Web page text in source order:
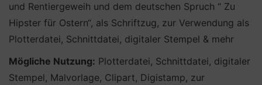
und Rentiergeweih und dem deutschen Spruch “ Zu
Hipster für Ostern“, als Schriftzug, zur Verwendung als
Plotterdatei, Schnittdatei, digitaler Stempel & mehr
Mögliche Nutzung: Plotterdatei, Schnittdatei, digitaler
Stempel, Malvorlage, Clipart, Digistamp, zur